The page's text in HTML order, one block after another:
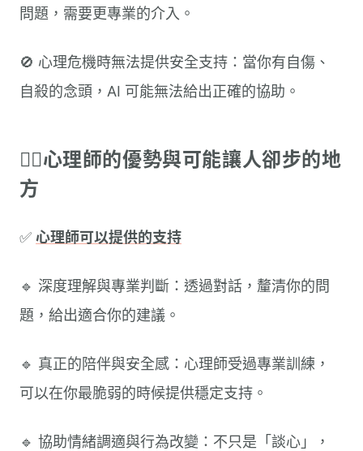
問題，需要更專業的介入。
🚫 心理危機時無法提供安全支持：當你有自傷、
自殺的念頭，AI 可能無法給出正確的協助。
🧑‍⚕️心理師的優勢與可能讓人卻步的地
方
✅ 心理師可以提供的支持
🔹 深度理解與專業判斷：透過對話，釐清你的問
題，給出適合你的建議。
🔹 真正的陪伴與安全感：心理師受過專業訓練，
可以在你最脆弱的時候提供穩定支持。
🔹 協助情緒調適與行為改變：不只是「談心」，